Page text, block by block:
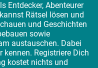
Entdecker, Abenteurer
Rätsel lösen und
und Geschichten
sowie
austauschen. Dabei
kennen. Registriere Dich
kostet nichts und